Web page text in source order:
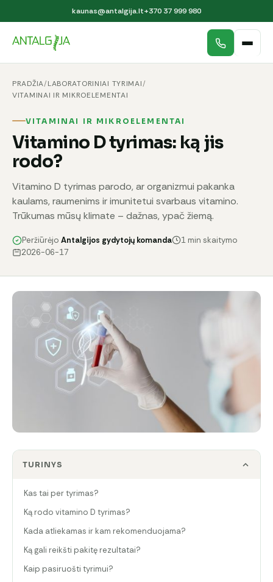
kaunas@antalgija.lt+370 37 999 980
PRADŽIA/LABORATORINIAI TYRIMAI/
VITAMINAI IR MIKROELEMENTAI
VITAMINAI IR MIKROELEMENTAI
Vitamino D tyrimas: ką jis
rodo?
Vitamino D tyrimas parodo, ar organizmui pakanka
kaulams, raumenims ir imunitetui svarbaus vitamino.
Trūkumas mūsų klimate – dažnas, ypač žiemą.
Peržiūrėjo Antalgijos gydytojų komanda
1 min skaitymo
2026-06-17
TURINYS
Kas tai per tyrimas?
Ką rodo vitamino D tyrimas?
Kada atliekamas ir kam rekomenduojama?
Ką gali reikšti pakitę rezultatai?
Kaip pasiruošti tyrimui?